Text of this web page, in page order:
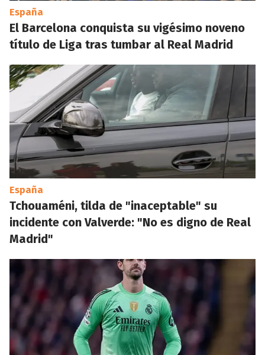
España
El Barcelona conquista su vigésimo noveno
título de Liga tras tumbar al Real Madrid
España
Tchouaméni, tilda de "inaceptable" su
incidente con Valverde: "No es digno de Real
Madrid"